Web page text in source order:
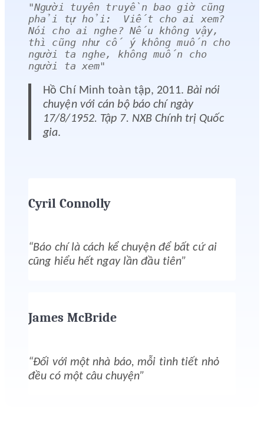
"Người tuyên truyền bao giờ cũng
phải tự hỏi:  Viết cho ai xem?
Nói cho ai nghe? Nếu không vậy,
thì cũng như cố ý không muốn cho
người ta nghe, không muốn cho
người ta xem"
Hồ Chí Minh toàn tập, 2011. Bài nói
chuyện với cán bộ báo chí ngày
17/8/1952. Tập 7. NXB Chính trị Quốc
gia.
Cyril Connolly
“Báo chí là cách kể chuyện để bất cứ ai
cũng hiểu hết ngay lần đầu tiên”
James McBride
“Đối với một nhà báo, mỗi tình tiết nhỏ
đều có một câu chuyện”